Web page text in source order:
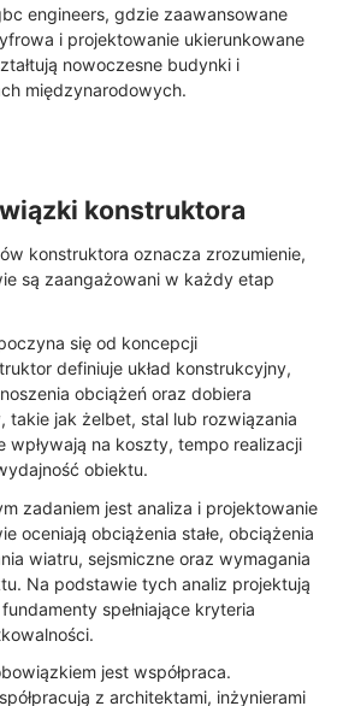
engineers, gdzie zaawansowane
i projektowanie ukierunkowane
nowoczesne budynki i
międzynarodowych.
konstruktora
konstruktora oznacza zrozumienie,
są zaangażowani w każdy etap
się od koncepcji
definiuje układ konstrukcyjny,
obciążeń oraz dobiera
takie jak żelbet, stal lub rozwiązania
wpływają na koszty, tempo realizacji
obiektu.
zadaniem jest analiza i projektowanie
oceniają obciążenia stałe, obciążenia
wiatru, sejsmiczne oraz wymagania
Na podstawie tych analiz projektują
spełniające kryteria
jest współpraca.
z architektami, inżynierami